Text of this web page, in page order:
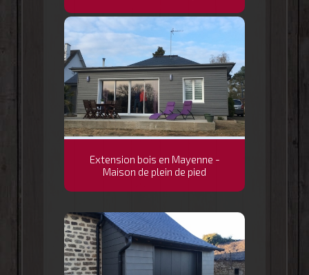
Extension bois en Mayenne -
Maison de plein de pied